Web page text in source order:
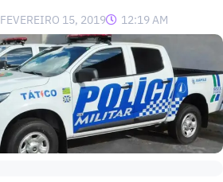
FEVEREIRO 15, 2019 12:19 AM